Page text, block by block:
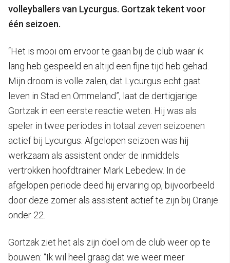
volleyballers van Lycurgus. Gortzak tekent voor
één seizoen.
“Het is mooi om ervoor te gaan bij de club waar ik
lang heb gespeeld en altijd een fijne tijd heb gehad.
Mijn droom is volle zalen, dat Lycurgus echt gaat
leven in Stad en Ommeland”, laat de dertigjarige
Gortzak in een eerste reactie weten. Hij was als
speler in twee periodes in totaal zeven seizoenen
actief bij Lycurgus. Afgelopen seizoen was hij
werkzaam als assistent onder de inmiddels
vertrokken hoofdtrainer Mark Lebedew. In de
afgelopen periode deed hij ervaring op, bijvoorbeeld
door deze zomer als assistent actief te zijn bij Oranje
onder 22.
Gortzak ziet het als zijn doel om de club weer op te
bouwen: “Ik wil heel graag dat we weer meer